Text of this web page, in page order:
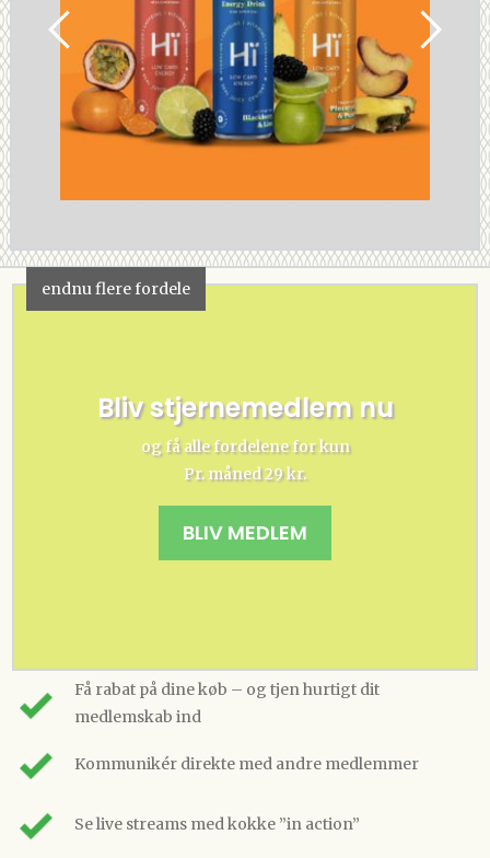
endnu flere fordele
Bliv stjernemedlem nu
og få alle fordelene for kun
Pr. måned 29 kr.
BLIV MEDLEM
Få rabat på dine køb – og tjen hurtigt dit
medlemskab ind
Kommunikér direkte med andre medlemmer
Se live streams med kokke ”in action”